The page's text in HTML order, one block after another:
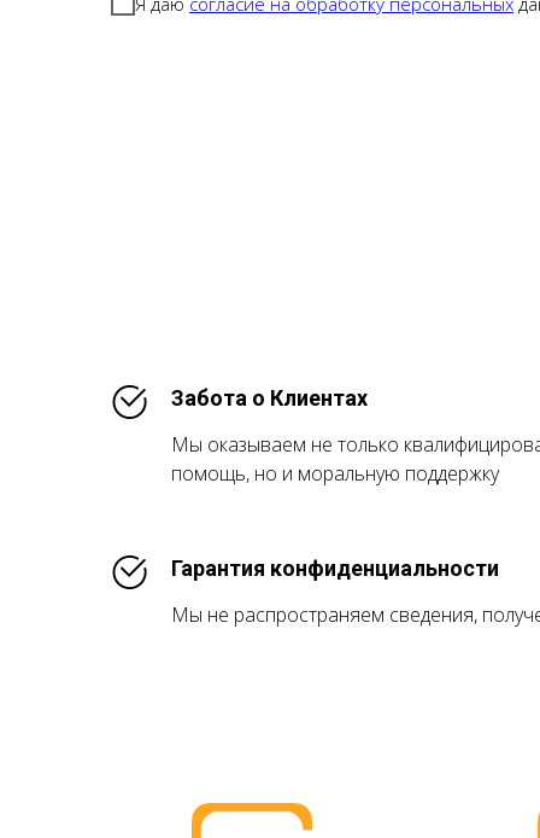
Забота о Клиентах
Мы оказываем не только
помощь, но и моральную поддержку
Гарантия конфиденциальности
Мы не распространяем сведения,